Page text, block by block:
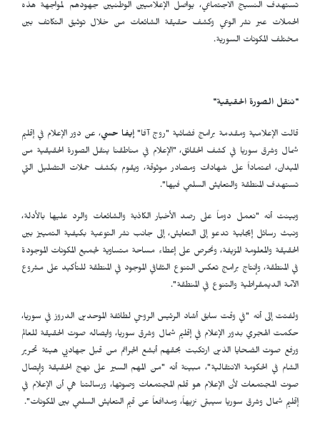
تستهدف النسيج الاجتماعي، يواصل الإعلاميين الوطنيين جهودهم لمواجهة هذه
الحملات عبر نشر الوعي وكشف حقيقة الشائعات من خلال توثيق التكاتف بين
مختلف المكونات السورية.
"ننقل الصورة الحقيقية"
قالت الإعلامية ومقدمة برامج فضائية "روج آفا" إيفا حسي، عن دور الإعلام في إقليم
شمال وشرق سوريا في كشف الحقائق، "الإعلام في مناطقنا ينقل الصورة الحقيقية من
الميدان، اعتماداً على شهادات ومصادر موثوقة، ويقوم بكشف حملات التضليل التي
تستهدف المنطقة والتعايش السلمي فيها".
وبينت أنه "نعمل دوماً على رصد الأخبار الكاذبة والشائعات والرد عليها بالأدلة،
ونبث رسائل إيجابية تدعو إلى التعايش، إلى جانب نشر التوعية بكيفية التمييز بين
الحقيقة والمعلومة المزيفة، ونحرص على إعطاء مساحة متساوية لجميع المكونات الموجودة
في المنطقة، وإنتاج برامج تعكس التنوع الثقافي الموجود في المنطقة للتأكيد على مشروع
الآمة الديمقراطية والتنوع في المنطقة".
ولفتت إلى أنه "في وقت سابق أشاد الرئيس الروحي لطائفة الموحدين الدروز في سوريا،
حكمت الهجري بدور الإعلام في إقليم شمال وشرق سوريا، وايصاله صوت الحقيقة للعالم
ورفع صوت الضحايا الذين ارتكبت بحقهم أبشع الجرائم من قبل جهاديي هيئة تحرير
الشام في الحكومة الانتقالية"، مبينة أنه "من المهم السير على نهج الحقيقة وإيصال
صوت المجتمعات لأن الإعلام هو قلم المجتمعات وصوتها، ورسالتنا هي أن الإعلام في
إقليم شمال وشرق سوريا سيبقى نزيهاً، ومدافعاً عن قيم التعايش السلمي بين المكونات".